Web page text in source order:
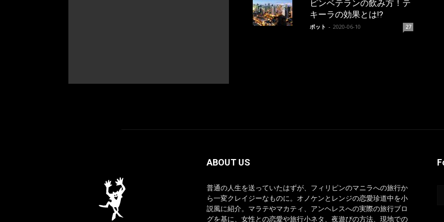
ピンベテランの飲み方！テ
キーラの効果とは!?
ポット - 2020-06-10 27
ABOUT US
普通の人生を送っていたはずが、フィリピンのマニラへの旅行か
ら一変クレイジーなものに。オノケンとレンジの恋愛珍道中を小
説風に紹介。マラテやマカティ、アンヘレスへの実際の旅行ブロ
グを基に、女性との恋愛や旅行小ネタ、夜遊びの方法、現地での